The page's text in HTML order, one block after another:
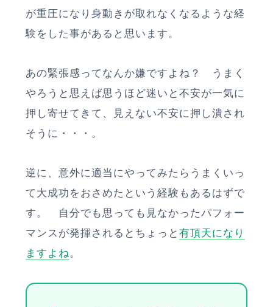
が重圧になり身動きが取れなくなるような経
験をした事があると思います。
あの緊張感ってなんか嫌ですよね？ うまく
やろうと思えば思うほど迷いと不安が一気に
押し寄せてきて、見えない不安に押し潰され
そうに・・・。
逆に、意外に適当にやってみたらうまくいっ
て大成功をおさめたという経験もあるはずで
す。 自分でも思っても見なかったパフォー
マンスが発揮されるとちょっと 有頂天になり
ますよね。